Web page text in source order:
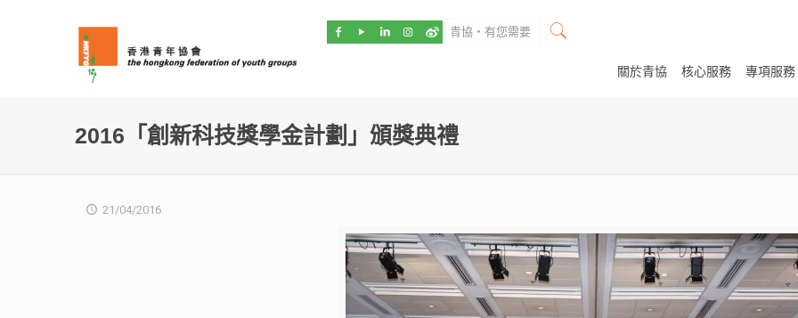
關於青協 核心服務 專項服務
2016「創新科技獎學金計劃」頒獎典禮
21/04/2016